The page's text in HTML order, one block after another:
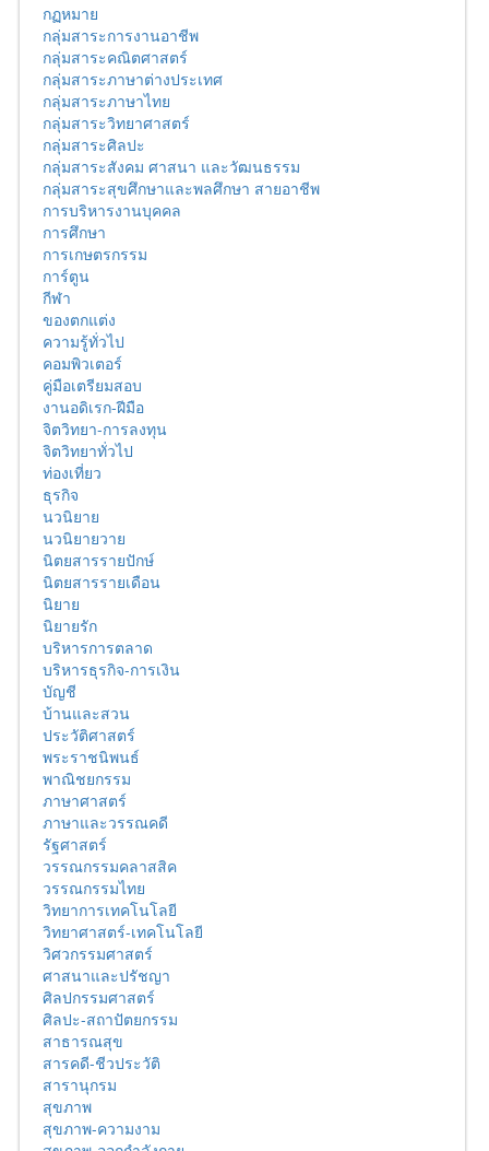
กฏหมาย
กลุ่มสาระการงานอาชีพ
กลุ่มสาระคณิตศาสตร์
กลุ่มสาระภาษาต่างประเทศ
กลุ่มสาระภาษาไทย
กลุ่มสาระวิทยาศาสตร์
กลุ่มสาระศิลปะ
กลุ่มสาระสังคม ศาสนา และวัฒนธรรม
กลุ่มสาระสุขศึกษาและพลศึกษา สายอาชีพ
การบริหารงานบุคคล
การศึกษา
การเกษตรกรรม
การ์ตูน
กีฬา
ของตกแต่ง
ความรู้ทั่วไป
คอมพิวเตอร์
คู่มือเตรียมสอบ
งานอดิเรก-ฝีมือ
จิตวิทยา-การลงทุน
จิตวิทยาทั่วไป
ท่องเที่ยว
ธุรกิจ
นวนิยาย
นวนิยายวาย
นิตยสารรายปักษ์
นิตยสารรายเดือน
นิยาย
นิยายรัก
บริหารการตลาด
บริหารธุรกิจ-การเงิน
บัญชี
บ้านและสวน
ประวัติศาสตร์
พระราชนิพนธ์
พาณิชยกรรม
ภาษาศาสตร์
ภาษาและวรรณคดี
รัฐศาสตร์
วรรณกรรมคลาสสิค
วรรณกรรมไทย
วิทยาการเทคโนโลยี
วิทยาศาสตร์-เทคโนโลยี
วิศวกรรมศาสตร์
ศาสนาและปรัชญา
ศิลปกรรมศาสตร์
ศิลปะ-สถาปัตยกรรม
สาธารณสุข
สารคดี-ชีวประวัติ
สารานุกรม
สุขภาพ
สุขภาพ-ความงาม